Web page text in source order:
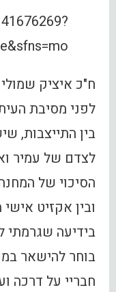
ח"כ איציק
לפני מסיבת
בין התייצבות,
לצדם של עמיר
הסיכוי של
ובין אקזיט
בידיעה שגרמתי
בוחר להישאר
חבריי על דרכה